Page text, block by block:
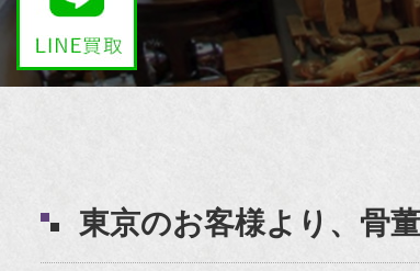
東京のお客様より、骨